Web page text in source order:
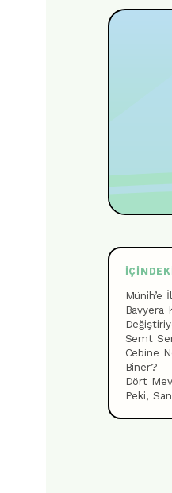
Münih’e
Bavyera
Semt
Cebine
Biner?
Dört
Peki,